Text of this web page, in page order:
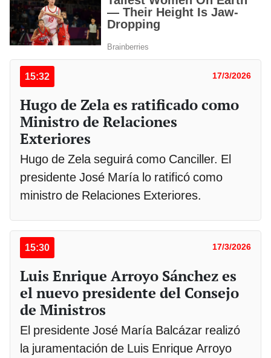
15:32 17/3/2026
Hugo de Zela es ratificado como
Ministro de Relaciones
Exteriores
Hugo de Zela seguirá como Canciller. El
presidente José María lo ratificó como
ministro de Relaciones Exteriores.
15:30 17/3/2026
Luis Enrique Arroyo Sánchez es
el nuevo presidente del Consejo
de Ministros
El presidente José María Balcázar realizó
la juramentación de Luis Enrique Arroyo